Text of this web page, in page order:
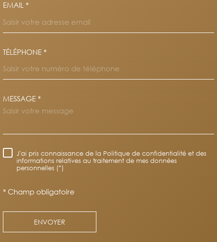
EMAIL *
TÉLÉPHONE *
MESSAGE *
RÈGLEMENTATION
J'ai pris connaissance de la Politique de confidentialité et des
informations relatives au traitement de mes données
personnelles (*)
* Champ obligatoire
ENVOYER